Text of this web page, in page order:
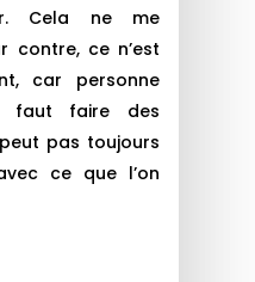
Cela ne me
contre, ce n’est
car personne
faut faire des
pas toujours
ce que l’on